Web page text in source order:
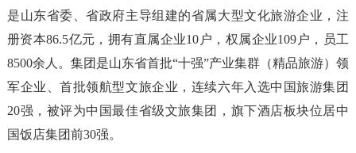
是山东省委、省政府主导组建的省属大型文化旅游企业，注
册资本86.5亿元，拥有直属企业10 户， 权属企业109 户，
员工
8500余人。集团是山东省首批“十强”产业集群（精品旅游）领
军企业、首批领航型文旅企业，连续六年入选中国旅游集团
20强，被评为中国最佳省级文旅集团，旗下酒店板块位居中
国饭店集团前30强。